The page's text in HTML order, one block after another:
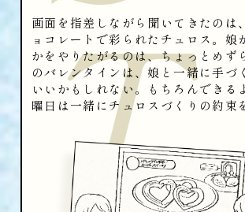
T
画面を指差しながら聞いてきたのは
ョコレートで彩られたチュロス。娘
かをやりたがるのは、ちょっとめず
のバレンタインは、娘と一緒に手づ
いいかもしれない。もちろんできる
曜日は一緒にチュロスづくりの約束